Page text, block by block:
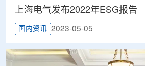
上海电气发布2022年ESG报告
国内资讯 2023-05-05